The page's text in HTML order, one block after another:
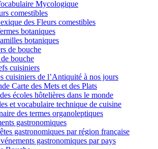
Mycologique
comestibles
des Fleurs comestibles
botaniques
botaniques
de bouche
bouche
cuisiniers
cuisiniers de l’Antiquité à nos jours
Carte des Mets et des Plats
écoles hôtelières dans le monde
et vocabulaire technique de cuisine
des termes organoleptiques
gastronomiques
gastronomiques par région française
gastronomiques par pays